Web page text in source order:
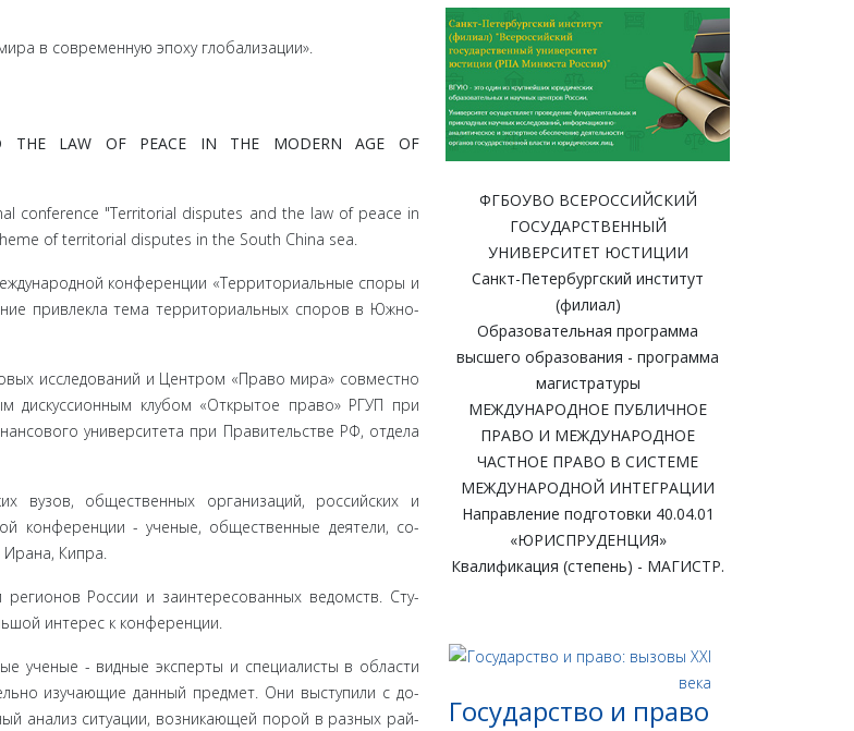
в современную эпоху глобализации».
THE LAW OF PEACE IN THE MODERN AGE OF
conference "Territorial disputes and the law of peace in
of territorial disputes in the South China sea.
конференции «Территориальные споры и
при­влекла тема территориальных споров в Южно-
исследований и Центром «Право мира» со­вместно
дискуссионным клубом «Открытое право» РГУП при
университета при Правительстве РФ, отде­ла
вузов, общественных организаций, российских и
конференции - ученые, общественные деятели, со­
Кипра.
регионов России и заинтересованных ведомств. Сту­
интерес к конференции.
ученые - видные эксперты и специалисты в области
изучающие данный предмет. Они выступили с до­
анализ ситуации, возникающей порой в разных рай­
ФГБОУВО ВСЕРОССИЙСКИЙ
ГОСУДАРСТВЕННЫЙ
УНИВЕРСИТЕТ ЮСТИЦИИ
Санкт-Петербургский институт
(филиал)
Образовательная программа
высшего образования - программа
магистратуры
МЕЖДУНАРОДНОЕ ПУБЛИЧНОЕ
ПРАВО И МЕЖДУНАРОДНОЕ
ЧАСТНОЕ ПРАВО В СИСТЕМЕ
МЕЖДУНАРОДНОЙ ИНТЕГРАЦИИ
Направление подготовки 40.04.01
«ЮРИСПРУДЕНЦИЯ»
Квалификация (степень) - МАГИСТР.
Государство и право